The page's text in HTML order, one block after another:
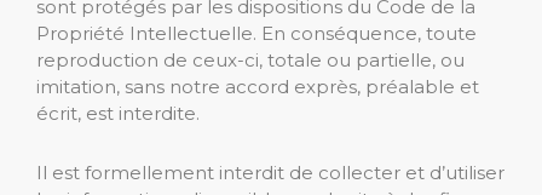
sont protégés par les dispositions du Code de la
Propriété Intellectuelle. En conséquence, toute
reproduction de ceux-ci, totale ou partielle, ou
imitation, sans notre accord exprès, préalable et
écrit, est interdite.
Il est formellement interdit de collecter et d’utiliser